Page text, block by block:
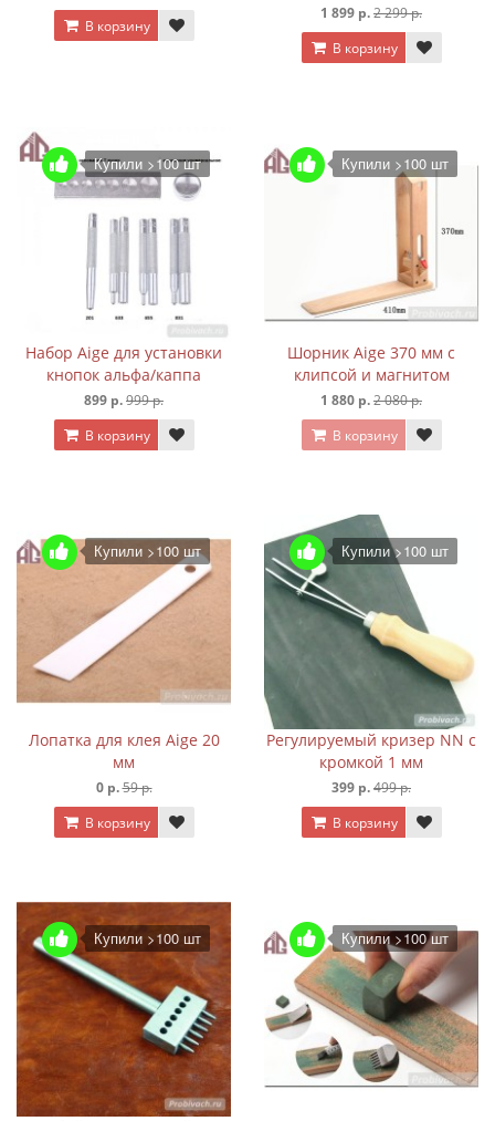
В корзину
1 899 р.2 299 р.
В корзину
Купили >100 шт
Набор Aige для установки
кнопок альфа/каппа
899 р.999 р.
В корзину
Купили >100 шт
Шорник Aige 370 мм с
клипсой и магнитом
1 880 р.2 080 р.
В корзину
Купили >100 шт
Лопатка для клея Aige 20
мм
0 р.59 р.
В корзину
Купили >100 шт
Регулируемый кризер NN с
кромкой 1 мм
399 р.499 р.
В корзину
Купили >100 шт Купили >100 шт